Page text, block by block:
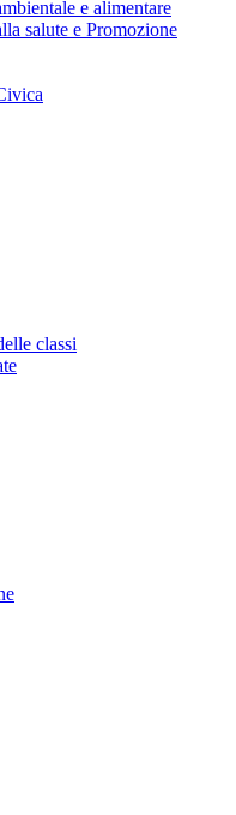
e alimentare
salute e Promozione
classi